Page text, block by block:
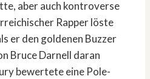
aber auch kontroverse
Rapper löste
er den goldenen Buzzer
Bruce Darnell daran
bewertete eine Pole-